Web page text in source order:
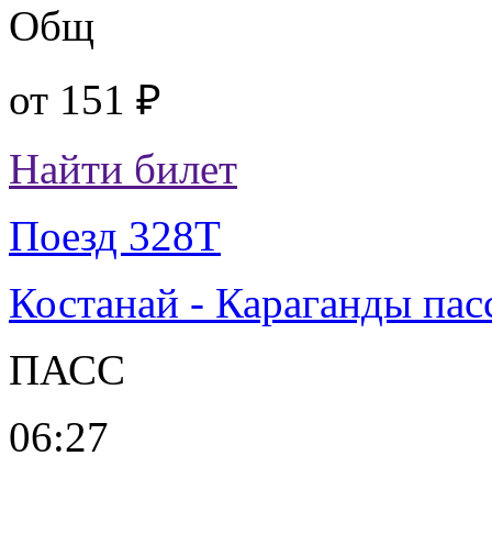
Общ
от 151 ₽
Найти билет
Поезд 328Т
Костанай - Караганды
ПАСС
06:27